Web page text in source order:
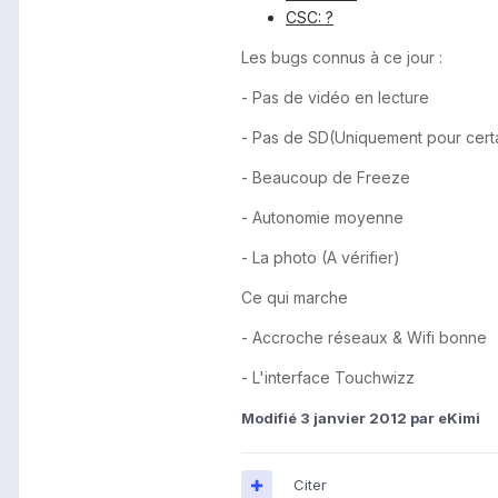
CSC: ?
Les bugs connus à ce jour :
- Pas de vidéo en lecture
- Pas de SD(Uniquement pour
- Beaucoup de Freeze
- Autonomie moyenne
- La photo (A vérifier)
Ce qui marche
- Accroche réseaux & Wifi bonne
- L'interface Touchwizz
Modifié 3 janvier 2012 par eKimi
Citer